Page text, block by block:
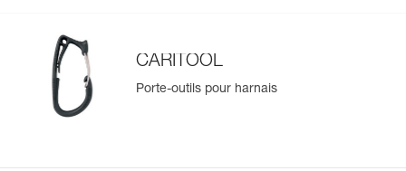
CARITOOL
Porte-outils pour harnais